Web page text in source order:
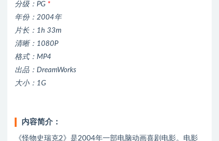
分级：PG *
年份：2004年
片长：1h 33m
清晰：1080P
格式：MP4
出品：DreamWorks
大小：1G
内容简介：
《怪物史瑞克2》是2004年一部电脑动画喜剧电影。电影